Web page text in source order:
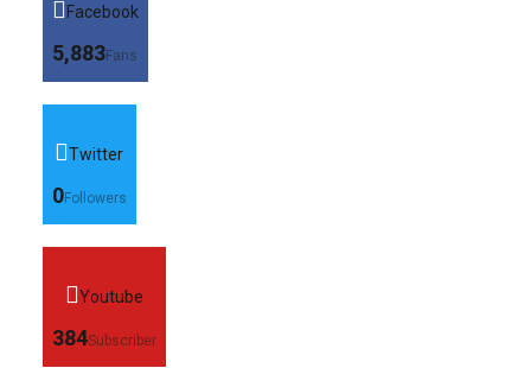
Facebook
5,883Fans
Twitter
0Followers
Youtube
384Subscriber